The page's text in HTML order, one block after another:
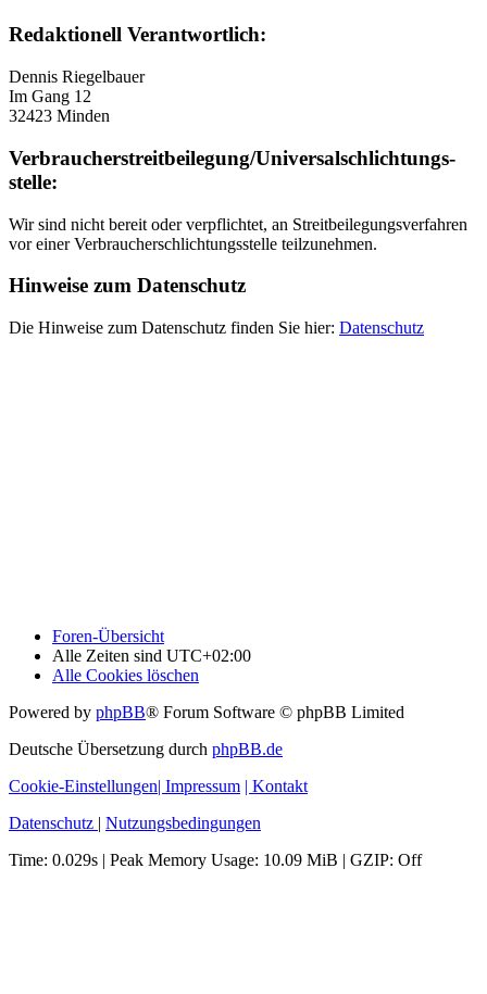
Redaktionell Verantwortlich:
Dennis Riegelbauer
Im Gang 12
32423 Minden
Verbraucher­streit­beilegung/Universal­schlichtungs­
stelle:
Wir sind nicht bereit oder verpflichtet, an Streitbeilegungsverfahren
vor einer Verbraucherschlichtungsstelle teilzunehmen.
Hinweise zum Datenschutz
Die Hinweise zum Datenschutz finden Sie hier: Datenschutz
Foren-Übersicht
Alle Zeiten sind UTC+02:00
Alle Cookies löschen
Powered by phpBB® Forum Software © phpBB Limited
Deutsche Übersetzung durch phpBB.de
Cookie-Einstellungen| Impressum | Kontakt
Datenschutz | Nutzungsbedingungen
Time: 0.029s | Peak Memory Usage: 10.09 MiB | GZIP: Off